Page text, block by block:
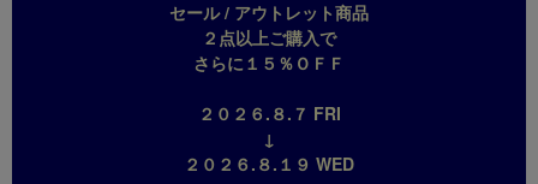
セール / アウトレット商品
２点以上ご購入で
さらに１５％ＯＦＦ
２０２６.８.７ FRI
↓
２０２６.８.１９ WED